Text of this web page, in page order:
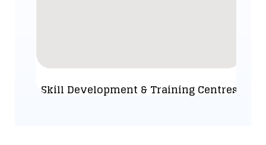
Skill Development & Training Centres